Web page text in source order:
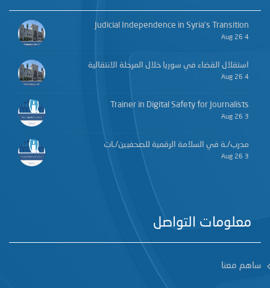
Judicial Independence in Syria’s Transition
4 Aug 26
استقلال القضاء في سوريا خلال المرحلة الانتقالية
4 Aug 26
Trainer in Digital Safety for Journalists
3 Aug 26
مدرب/ـة في السلامة الرقمية للصحفيين/ـات
3 Aug 26
معلومات التواصل
ساهم معنا